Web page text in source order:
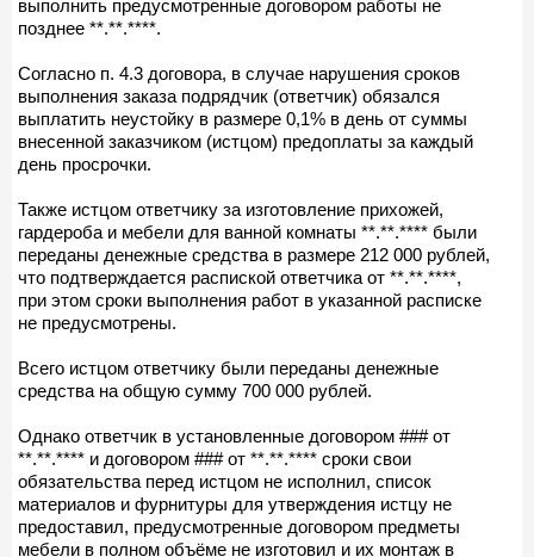
выполнить предусмотренные договором работы не
позднее **.**.****.
Согласно п. 4.3 договора, в случае нарушения сроков
выполнения заказа подрядчик (ответчик) обязался
выплатить неустойку в размере 0,1% в день от суммы
внесенной заказчиком (истцом) предоплаты за каждый
день просрочки.
Также истцом ответчику за изготовление прихожей,
гардероба и мебели для ванной комнаты **.**.**** были
переданы денежные средства в размере 212 000 рублей,
что подтверждается распиской ответчика от **.**.****,
при этом сроки выполнения работ в указанной расписке
не предусмотрены.
Всего истцом ответчику были переданы денежные
средства на общую сумму 700 000 рублей.
Однако ответчик в установленные договором ### от
**.**.**** и договором ### от **.**.**** сроки свои
обязательства перед истцом не исполнил, список
материалов и фурнитуры для утверждения истцу не
предоставил, предусмотренные договором предметы
мебели в полном объёме не изготовил и их монтаж в